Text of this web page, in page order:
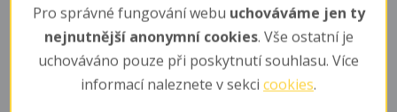
obvykle 2 - 3 poměrně vyvinutých mláďat - lehce
osrstěných a po dvou dnech otevírající oči. Samice je
odstavuje asi po 3 týdnech.
Pro správné fungování webu uchováváme jen ty
nejnutnější anonymní cookies. Vše ostatní je
uchováváno pouze při poskytnutí souhlasu. Více
informací naleznete v sekci cookies.